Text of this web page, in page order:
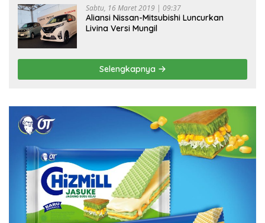
Sabtu, 16 Maret 2019 | 09:37
Aliansi Nissan-Mitsubishi Luncurkan
Livina Versi Mungil
Selengkapnya